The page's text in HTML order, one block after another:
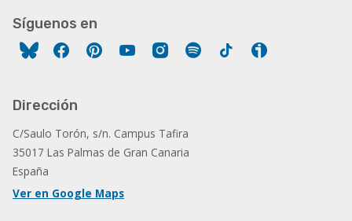
Síguenos en
FacebookPinterestYouTubeInstagram
Spotify Tiktok
Dirección
C/Saulo Torón, s/n. Campus Tafira
35017 Las Palmas de Gran Canaria
España
Ver en Google Maps